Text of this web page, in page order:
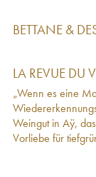
Brut Vieilles
Grande
James Bond
Brut Vieilles
2006
Grande
Rosé Brut
La Grande
BETTANE &
LA REVUE DU
„Wenn es eine
Weingut in Aÿ,
Vorliebe für